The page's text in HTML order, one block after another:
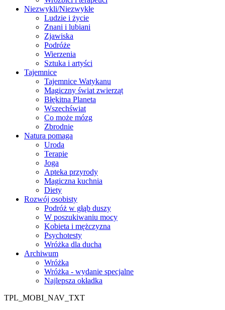
Niezwykli/Niezwykłe
Ludzie i życie
Znani i lubiani
Zjawiska
Podróże
Wierzenia
Sztuka i artyści
Tajemnice
Tajemnice Watykanu
Magiczny świat zwierząt
Błękitna Planeta
Wszechświat
Co może mózg
Zbrodnie
Natura pomaga
Uroda
Terapie
Joga
Apteka przyrody
Magiczna kuchnia
Diety
Rozwój osobisty
Podróż w głąb duszy
W poszukiwaniu mocy
Kobieta i mężczyzna
Psychotesty
Wróżka dla ducha
Archiwum
Wróżka
Wróżka - wydanie specjalne
Najlepsza okładka
TPL_MOBI_NAV_TXT